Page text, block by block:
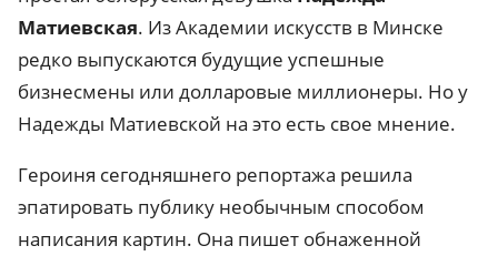
Матиевская. Из Академии искусств в Минске
редко выпускаются будущие успешные
бизнесмены или долларовые миллионеры. Но у
Надежды Матиевской на это есть свое мнение.
Героиня сегодняшнего репортажа решила
эпатировать публику необычным способом
написания картин. Она пишет обнаженной